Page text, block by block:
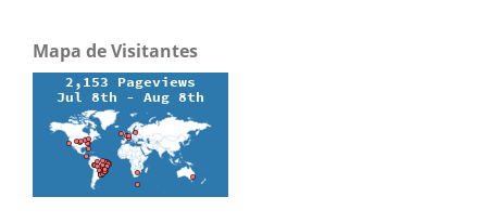
Mapa de Visitantes